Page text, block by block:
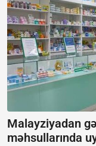
Malayziyadan
məhsullarında